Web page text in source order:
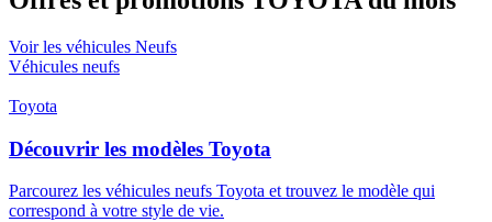
Voir les véhicules Neufs
Véhicules neufs
Toyota
Découvrir les modèles Toyota
Parcourez les véhicules neufs Toyota et trouvez le modèle qui
correspond à votre style de vie.